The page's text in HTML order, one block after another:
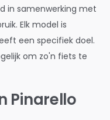
in samenwerking met
Elk model is
een specifiek doel.
om zo'n fiets te
Pinarello